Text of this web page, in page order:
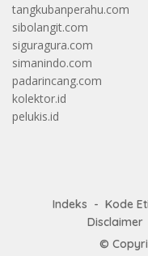
tangkubanperahu.com
sibolangit.com
siguragura.com
simanindo.com
padarincang.com
kolektor.id
pelukis.id
Indeks Kode
Disclaimer
©